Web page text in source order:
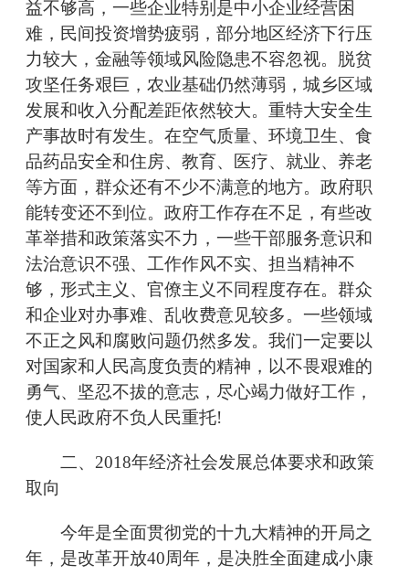
益不够高，一些企业特别是中小企业经营困
难，民间投资增势疲弱，部分地区经济下行压
力较大，金融等领域风险隐患不容忽视。脱贫
攻坚任务艰巨，农业基础仍然薄弱，城乡区域
发展和收入分配差距依然较大。重特大安全生
产事故时有发生。在空气质量、环境卫生、食
品药品安全和住房、教育、医疗、就业、养老
等方面，群众还有不少不满意的地方。政府职
能转变还不到位。政府工作存在不足，有些改
革举措和政策落实不力，一些干部服务意识和
法治意识不强、工作作风不实、担当精神不
够，形式主义、官僚主义不同程度存在。群众
和企业对办事难、乱收费意见较多。一些领域
不正之风和腐败问题仍然多发。我们一定要以
对国家和人民高度负责的精神，以不畏艰难的
勇气、坚忍不拔的意志，尽心竭力做好工作，
使人民政府不负人民重托!
二、2018年经济社会发展总体要求和政策
取向
今年是全面贯彻党的十九大精神的开局之
年，是改革开放40周年，是决胜全面建成小康